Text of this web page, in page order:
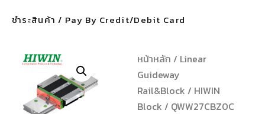
ชำระสินค้า / Pay By Credit/Debit Card
หน้าหลัก / Linear
Guideway
Rail&Block / HIWIN
Block / QWW27CBZ0C